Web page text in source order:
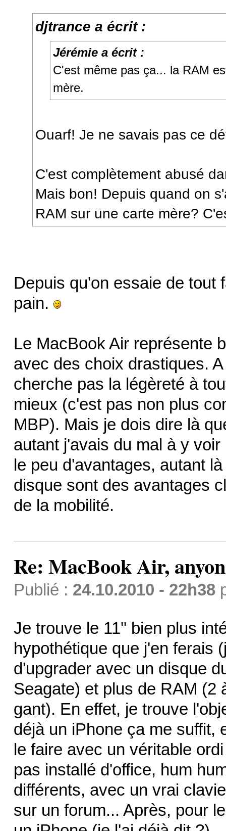
djtrance a écrit :
Jérémie a écrit :
C'est même pas ça... la RAM
mère.
Ouarf! Je ne savais pas ce
C'est complètement abusé
Mais bon! Depuis quand on
RAM sur une carte mère?
Depuis qu'on essaie de tout
pain.
Le MacBook Air représente
avec des choix drastiques.
cherche pas la légèreté à
mieux (c'est pas non plus
MBP). Mais je dois dire là
autant j'avais du mal à y
le peu d'avantages, autant
disque sont des avantages
de la mobilité.
Re: MacBook Air,
Publié : 24.10.2010 - 22h38
Je trouve le 11'' bien plus
hypothétique que j'en ferais
d'upgrader avec un disque
Seagate) et plus de RAM (2
gant). En effet, je trouve
déjà un iPhone ça me suffit,
le faire avec un véritable
pas installé d'office, hum
différents, avec un vrai
sur un forum... Après, pour